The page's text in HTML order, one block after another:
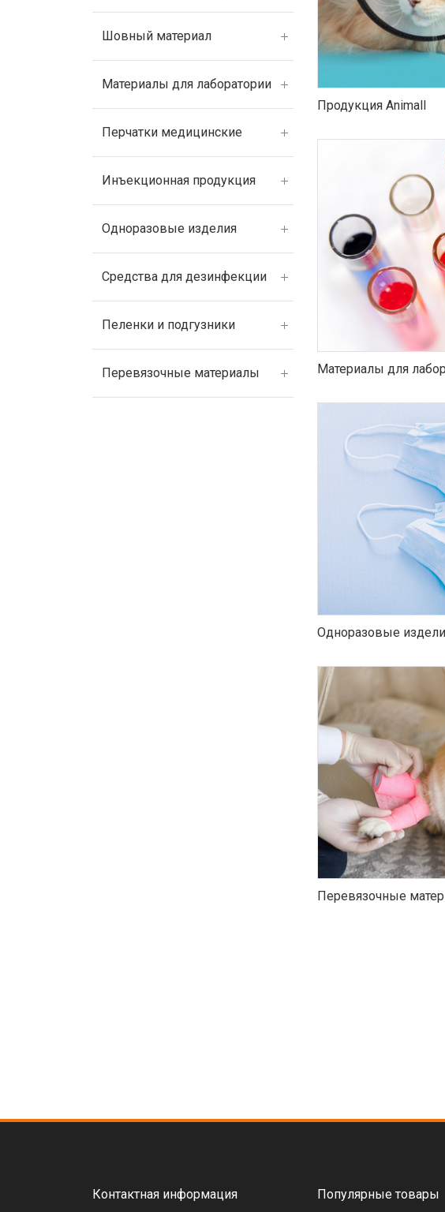
Шовный материал
Материалы для лаборатории
Перчатки медицинские
Инъекционная продукция
Одноразовые изделия
Средства для дезинфекции
Пеленки и подгузники
Перевязочные материалы
Продукция Animall
Материалы для
Одноразовые
Перевязочные
Контактная информация Популярные товары